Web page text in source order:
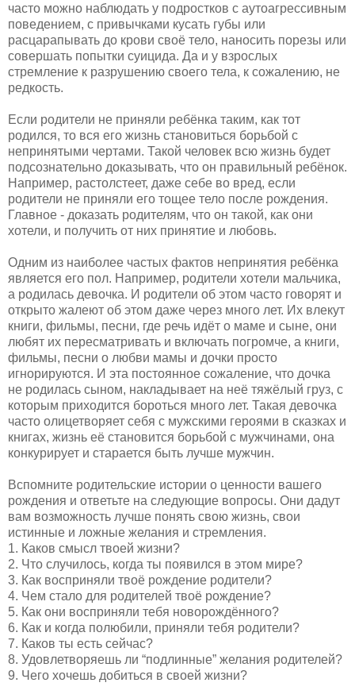
часто можно наблюдать у подростков с аутоагрессивным
поведением, с привычками кусать губы или
расцарапывать до крови своё тело, наносить порезы или
совершать попытки суицида. Да и у взрослых
стремление к разрушению своего тела, к сожалению, не
редкость.
Если родители не приняли ребёнка таким, как тот
родился, то вся его жизнь становиться борьбой с
непринятыми чертами. Такой человек всю жизнь будет
подсознательно доказывать, что он правильный ребёнок.
Например, растолстеет, даже себе во вред, если
родители не приняли его тощее тело после рождения.
Главное - доказать родителям, что он такой, как они
хотели, и получить от них принятие и любовь.
Одним из наиболее частых фактов непринятия ребёнка
является его пол. Например, родители хотели мальчика,
а родилась девочка. И родители об этом часто говорят и
открыто жалеют об этом даже через много лет. Их влекут
книги, фильмы, песни, где речь идёт о маме и сыне, они
любят их пересматривать и включать погромче, а книги,
фильмы, песни о любви мамы и дочки просто
игнорируются. И эта постоянное сожаление, что дочка
не родилась сыном, накладывает на неё тяжёлый груз, с
которым приходится бороться много лет. Такая девочка
часто олицетворяет себя с мужскими героями в сказках и
книгах, жизнь её становится борьбой с мужчинами, она
конкурирует и старается быть лучше мужчин.
Вспомните родительские истории о ценности вашего
рождения и ответьте на следующие вопросы. Они дадут
вам возможность лучше понять свою жизнь, свои
истинные и ложные желания и стремления.
1. Каков смысл твоей жизни?
2. Что случилось, когда ты появился в этом мире?
3. Как восприняли твоё рождение родители?
4. Чем стало для родителей твоё рождение?
5. Как они восприняли тебя новорождённого?
6. Как и когда полюбили, приняли тебя родители?
7. Каков ты есть сейчас?
8. Удовлетворяешь ли “подлинные” желания родителей?
9. Чего хочешь добиться в своей жизни?